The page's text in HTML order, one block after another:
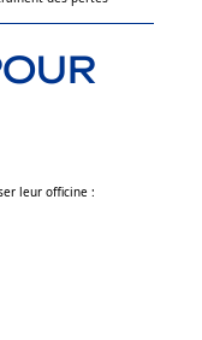
leur officine :